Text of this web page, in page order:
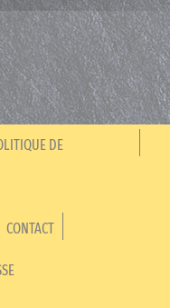
DE
CONTACT